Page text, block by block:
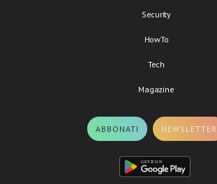
Security
HowTo
Tech
Magazine
ABBONATI NEWSLETTER